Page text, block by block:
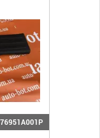
76951A001P